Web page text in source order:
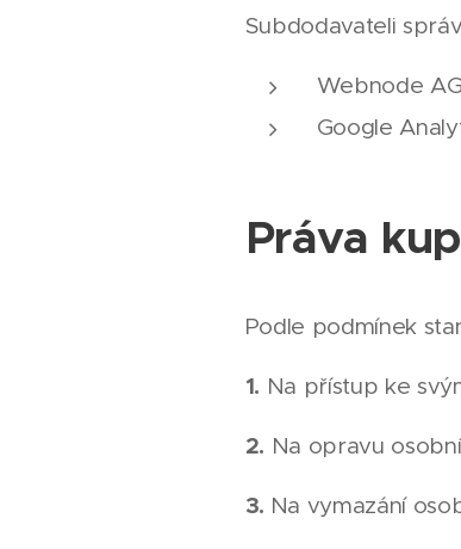
Subdodavateli
Webnode
Google
Práva
Podle podmínek
1. Na přístup ke
2. Na opravu
3. Na vymazání